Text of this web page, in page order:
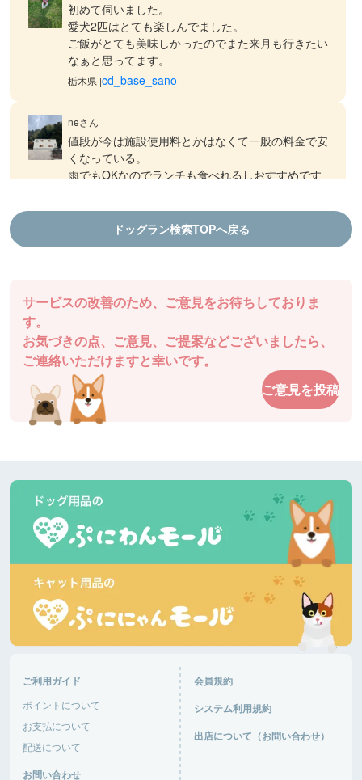
初めて伺いました。
愛犬2匹はとても楽しんでました。
ご飯がとても美味しかったのでまた来月も行きたい
なぁと思ってます。
栃木県 |cd_base_sano
neさん
値段が今は施設使用料とかはなくて一般の料金で安
くなっている。
雨でもOKなのでランチも食べれるしおすすめです
徳島県 |ドッグランDOGFIELD
チャッピーさん
駐車場も近くてとても使いやすいです。
香川県 |ドッグガーデン・イオンモール高松
す。きっと混みます。ピーク外したいですね。
神奈川県 |
あるパパさん
日差しが陰ると肌寒いです。柴犬多いです。ランチ
して帰ります。🐶がはしゃいで嬉しいです。
神奈川県 | 富士芦ノ湖パノラマパーク
おと音々さん
今日は日中からにぎわっていて、犬達は楽しくお友
達作り、追いかけっこ楽しんでいました。さすがG
Wで混み混み！車の出入りが大変そうだった！
道の駅あがつま峡
ドッグラン検索TOPへ戻る
サービスの改善のため、ご意見をお待ちしておりま
す。
お気づきの点、ご意見、ご提案などございましたら、
ご連絡いただけますと幸いです。
ご意見を投稿
ご利用ガイド
ポイントについて
お支払について
配送について
お問い合わせ
会員規約
システム利用規約
出店について（お問い合わせ）